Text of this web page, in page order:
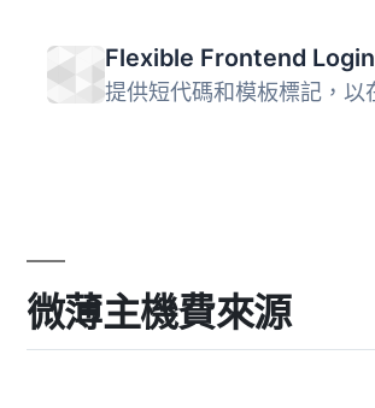
Flexible Frontend Login
微薄主機費來源